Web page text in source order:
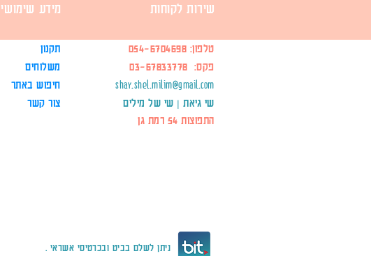
מידע שימושי שירות לקוחות
תקנון
משלוחים
חיפוש באתר
צור קשר
טלפון: 054-6704698
פקס: 03-67833778
shay.shel.milim@gmail.com
שי גיאת | שי של מילים
התפוצות 54 רמת גן
ניתן לשלם בביט ובכרטיסי אשראי .